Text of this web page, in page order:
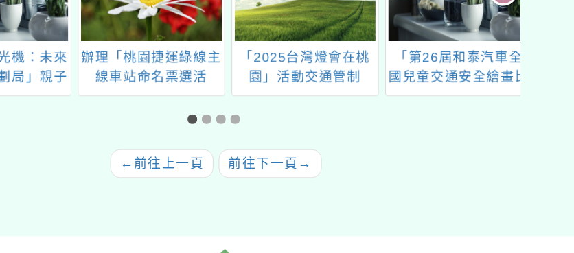
：未來
」親子
辦理「桃園捷運綠線主
線車站命名票選活
動」，請惠予協助張貼
海報及DM文宣發放
「2025台灣燈會在桃
園」活動交通管制
「第26屆和泰汽車全
國兒童交通安全繪畫比
賽」活動訊息一案
← 前往上一頁 前往下一頁 →